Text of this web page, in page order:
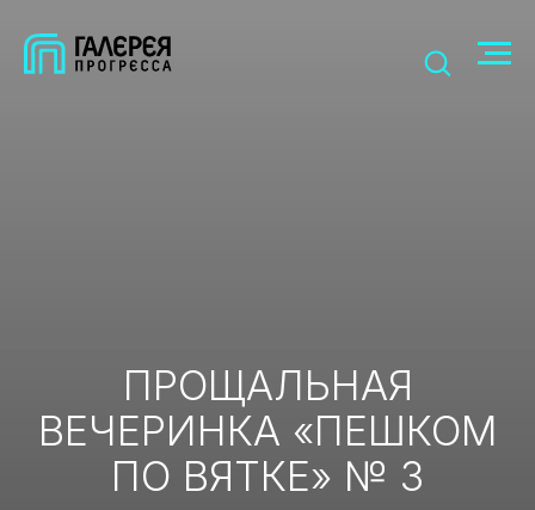
ПРОЩАЛЬНАЯ
ВЕЧЕРИНКА «ПЕШКОМ
ПО ВЯТКЕ» № 3